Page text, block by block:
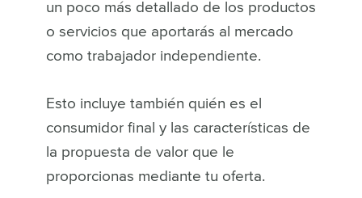
un poco más detallado de los productos
o servicios que aportarás al mercado
como trabajador independiente.
Esto incluye también quién es el
consumidor final y las características de
la propuesta de valor que le
proporcionas mediante tu oferta.